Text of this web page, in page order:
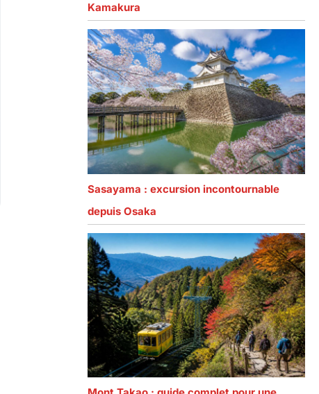
Kamakura
Sasayama : excursion incontournable
depuis Osaka